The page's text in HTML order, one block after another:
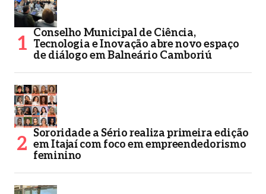
Conselho Municipal de Ciência,
Tecnologia e Inovação abre novo espaço
de diálogo em Balneário Camboriú
Sororidade a Sério realiza primeira edição
em Itajaí com foco em empreendedorismo
feminino